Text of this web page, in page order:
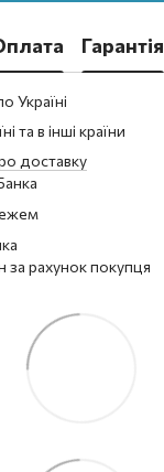
Гарантія
Україні
та в інші країни
доставку
за рахунок покупця